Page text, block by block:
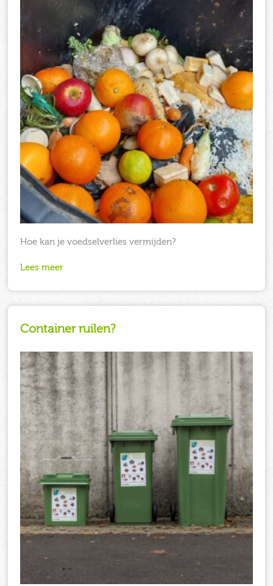
Hoe kan je voedselverlies vermijden?
Lees meer
Container ruilen?